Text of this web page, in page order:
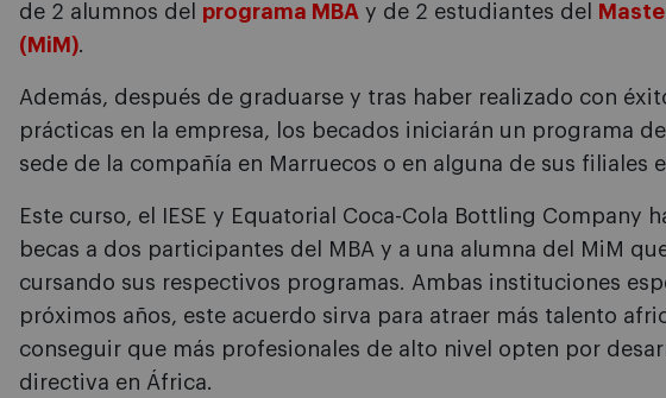
de 2 alumnos del programa MBA y de 2 estudiantes del
(MiM).
Además, después de graduarse y tras haber realizado con
prácticas en la empresa, los becados iniciarán un programa
sede de la compañía en Marruecos o en alguna de sus filiales
Este curso, el IESE y Equatorial Coca-Cola Bottling Company
becas a dos participantes del MBA y a una alumna del MiM
cursando sus respectivos programas. Ambas instituciones
próximos años, este acuerdo sirva para atraer más talento
conseguir que más profesionales de alto nivel opten por
directiva en África.